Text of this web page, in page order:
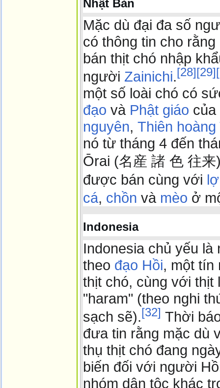
Nhật Bản
Mặc dù đại đa số
có thông tin cho
bán thịt chó nhập
người Zainichi.[28] [29] [
một số loài chó có
đạo và Phật giáo
nguyên, Thiên hoàng
nó từ tháng 4 đến
Ōrai (名産 諸 色 往
được bán cùng với
cá, chồn và mèo ở
Indonesia
Indonesia chủ yếu là
theo đạo Hồi, một tín
thịt chó, cùng với thịt
"haram" (theo nghi
sạch sẽ).[32] Thời
đưa tin rằng mặc dù
thụ thịt chó đang
biến đối với người
nhóm dân tộc khác